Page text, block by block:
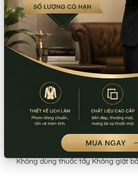
58/6 Tân Cảng, Phường Thạnh
TPHCM
086.7474.247 - 086.8644.086
9:00 - 18:00 (Thứ 2 - Chủ nhật)
Thông tin sản phẩm
Chất liệu:Đũi/gấm
Xuất xứ:Việt Nam
Hướng dẫn sử dụng:
Giặt tay/giặt máy
Không dùng thuốc tẩy Không giặt